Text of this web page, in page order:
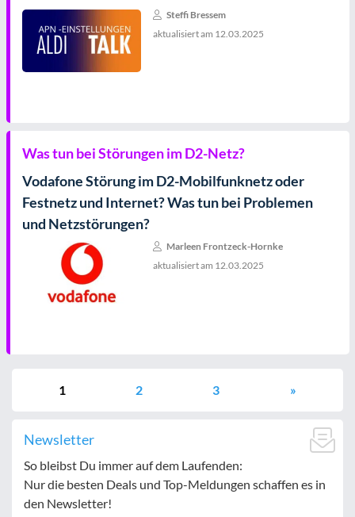
Steffi Bressem
aktualisiert am 12.03.2025
Was tun bei Störungen im D2-Netz?
Vodafone Störung im D2-Mobilfunknetz oder
Festnetz und Internet? Was tun bei Problemen
und Netzstörungen?
Marleen Frontzeck-Hornke
aktualisiert am 12.03.2025
1 2 3 »
Newsletter
So bleibst Du immer auf dem Laufenden:
Nur die besten Deals und Top-Meldungen schaffen es in
den Newsletter!